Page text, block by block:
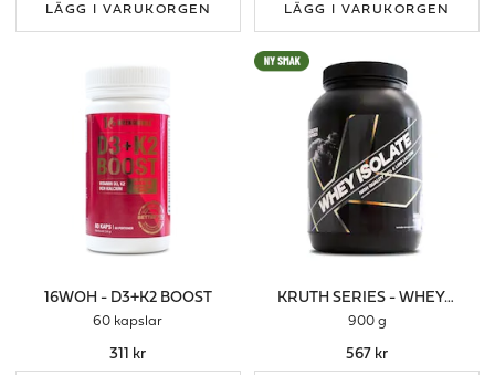
LÄGG I VARUKORGEN LÄGG I VARUKORGEN
16WOH - D3+K2 BOOST
60 kapslar
311 kr
KRUTH SERIES - WHEY ISOLATE
900 g
567 kr